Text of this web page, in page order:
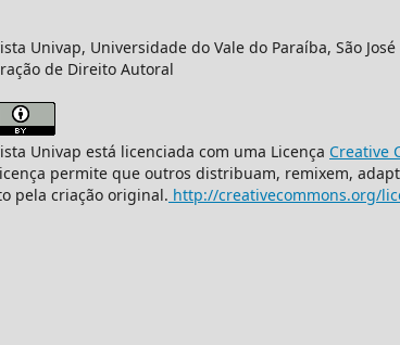
Univap, Universidade do Vale do Paraíba, São
de Direito Autoral
Univap está licenciada com uma Licença Creative
permite que outros distribuam, remixem,
pela criação original. http://creativecommons.org/